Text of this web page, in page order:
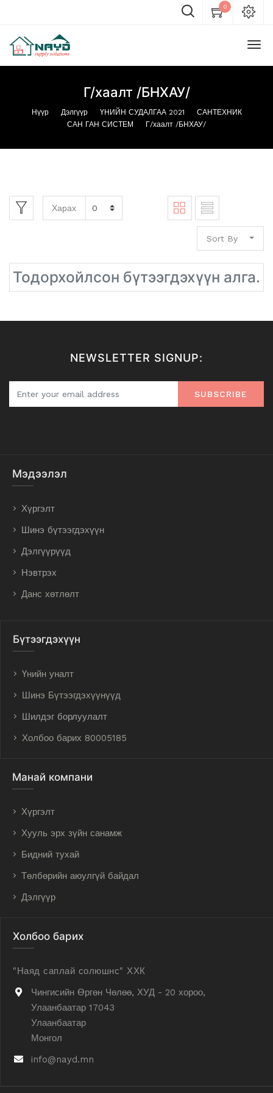
0
Г/хаалт /БНХАУ/
Нүүр Дэлгүүр ҮНИЙН СУДАЛГАА 2021
САНТЕХНИК
САН ГАН СИСТЕМ
Г/хаалт /БНХАУ/
Харах
Sort By
Тодорхойлсон бүтээгдэхүүн алга.
NEWSLETTER SIGNUP:
SUBSCRIBE
Мэдээлэл
Хүргэлт
Шинэ бүтээгдэхүүн
Дэлгүүрүүд
Нэвтрэх
Данс хөтлөлт
Бүтээгдэхүүн
Үнийн уналт
Шинэ Бүтээгдэхүүнүүд
Шилдэг борлуулалт
Холбоо барих 80005185
Манай компани
Хүргэлт
Хууль эрх зүйн санамж
Бидний тухай
Төлбөрийн аюулгүй байдал
Дэлгүүр
Холбоо барих
"Наяд саплай солюшнс" ХХК
Чингисийн Өргөн Чөлөө, ХУД - 20 хороо,
Улаанбаатар 17043
Улаанбаатар
Монгол
info@nayd.mn